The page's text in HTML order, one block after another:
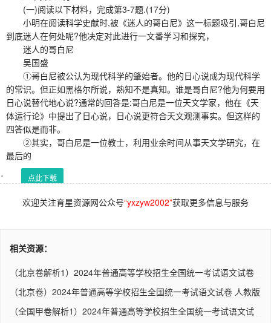
(一)阅读以下材料，完成第3-7题.(17分)
小明在阅读科学史献时,被《迷人的哥白尼》这一标题吸引,哥白尼
到底迷人在何处呢?他决定对此进行一文番学习和探究，
迷人的哥白尼
吴国盛
①哥白尼被公认为现代科学的肇始者。他的日心说成为现代科学
的常识。但正如黑格尔所说，熟知不是真知。谁是哥白尼?他为何要用
日心说替代地心说?通常的回答是:哥白尼是一位天文学家，他在《天
体运行论》中提出了日心说，日心说更符合天文观测事实。但这样的
四答似是而非。
②其实，哥白尼是一位教士，利用业余时间从事天文学研究，在
最后的
点此下载
欢迎关注育星资源网公众号“yxzyw2002”获取更多信息与服务
相关资源：
（北京卷解析1）2024年普通高等学校招生全国统一考试语文试卷
（北京卷）2024年普通高等学校招生全国统一考试语文试卷 人教版
（全国甲卷解析1）2024年普通高等学校招生全国统一考试语文试